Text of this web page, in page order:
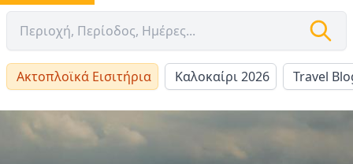
Ακτοπλοϊκά Εισιτήρια Καλοκαίρι 2026 Travel